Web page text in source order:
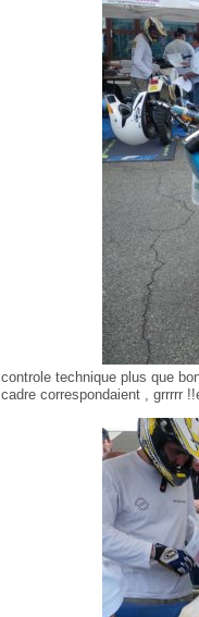
controle technique plus que
cadre correspondaient , grrrrr